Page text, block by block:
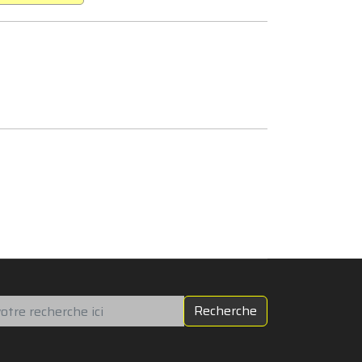
Recherche